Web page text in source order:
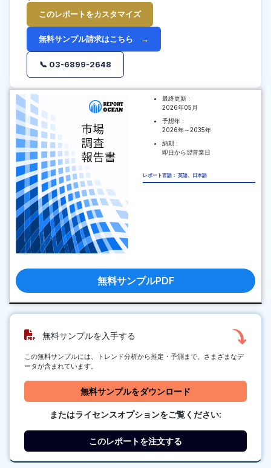
このレポートをカスタマイズ
無料サンプル請求はこちら →
📞 03-6899-2648
最終更新 :
2026年05月
予想年 :
2026年～2035年
納期 :
即日から翌営業日
レポート言語： 英語、日本語
無料サンプルPDF
無料サンプルを入手する
この無料サンプルには、トレンド分析から推定・予測まで、さまざまなデ
ータが含まれています。
無料サンプルをダウンロード
またはライセンスオプションをご覧ください:
このレポートを注文する